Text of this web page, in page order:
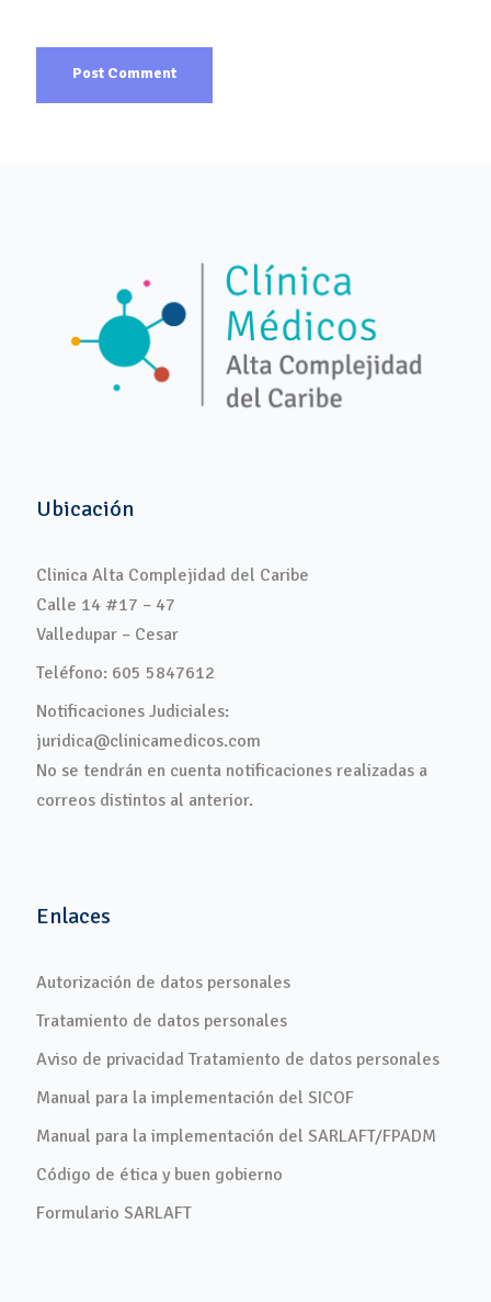
Ubicación
Clinica Alta Complejidad del Caribe
Calle 14 #17 – 47
Valledupar – Cesar
Teléfono: 605 5847612
Notificaciones Judiciales:
juridica@clinicamedicos.com
No se tendrán en cuenta notificaciones realizadas a
correos distintos al anterior.
Enlaces
Autorización de datos personales
Tratamiento de datos personales
Aviso de privacidad Tratamiento de datos personales
Manual para la implementación del SICOF
Manual para la implementación del SARLAFT/FPADM
Código de ética y buen gobierno
Formulario SARLAFT